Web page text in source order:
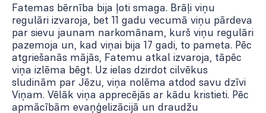
Fatemas bērnība bija ļoti smaga. Brāļi viņu
regulāri izvaroja, bet 11 gadu vecumā viņu pārdeva
par sievu jaunam narkomānam, kurš viņu regulāri
pazemoja un, kad viņai bija 17 gadi, to pameta. Pēc
atgriešanās mājās, Fatemu atkal izvaroja, tāpēc
viņa izlēma bēgt. Uz ielas dzirdot cilvēkus
sludinām par Jēzu, viņa nolēma atdod savu dzīvi
Viņam. Vēlāk viņa apprecējās ar kādu kristieti. Pēc
apmācībām evaņģelizācijā un draudžu